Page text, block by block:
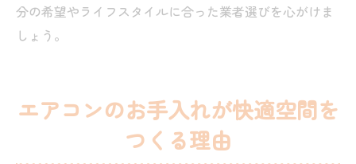
分の希望やライフスタイルに合った業者選びを心がけま
しょう。
エアコンのお手入れが快適空間を
つくる理由